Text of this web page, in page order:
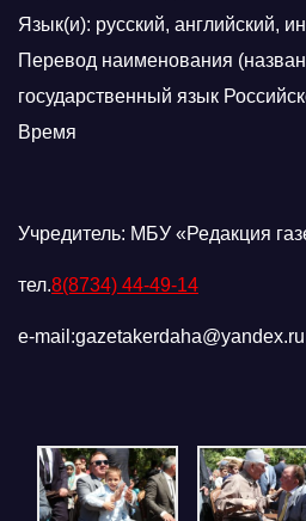
Язык(и): русский, английский,
Перевод наименования
государственный язык
Время
Учредитель: МБУ «Редакция
тел.8(8734) 44-49-14
e-mail:gazetakerdaha@yandex.ru